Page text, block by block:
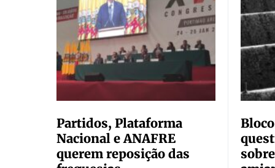
Partidos, Plataforma
Nacional e ANAFRE
querem reposição das